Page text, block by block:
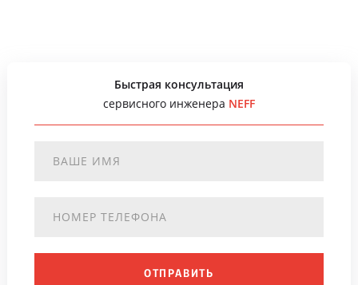
Быстрая консультация
сервисного инженера NEFF
ОТПРАВИТЬ